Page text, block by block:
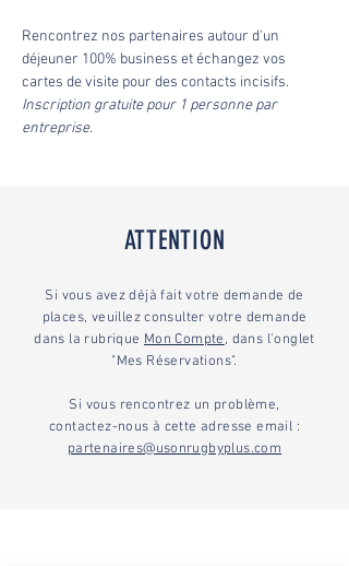
Rencontrez nos partenaires autour d'un
déjeuner 100% business et échangez vos
cartes de visite pour des contacts incisifs.
Inscription gratuite pour 1 personne par
entreprise.
ATTENTION
Si vous avez déjà fait votre demande de
places, veuillez consulter votre demande
dans la rubrique Mon Compte, dans l'onglet
"Mes Réservations".
Si vous rencontrez un problème,
contactez-nous à cette adresse email :
partenaires@usonrugbyplus.com